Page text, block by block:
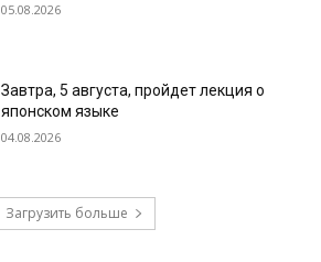
05.08.2026
Завтра, 5 августа, пройдет лекция о
японском языке
04.08.2026
Загрузить больше